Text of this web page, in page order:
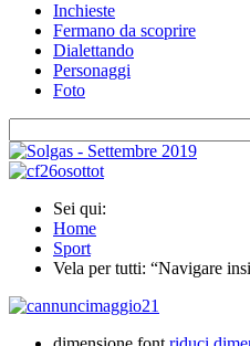
Inchieste
Fermano da scoprire
Dialettando
Personaggi
Foto
Sei qui:
Home
Sport
Vela per tutti: “Navigare